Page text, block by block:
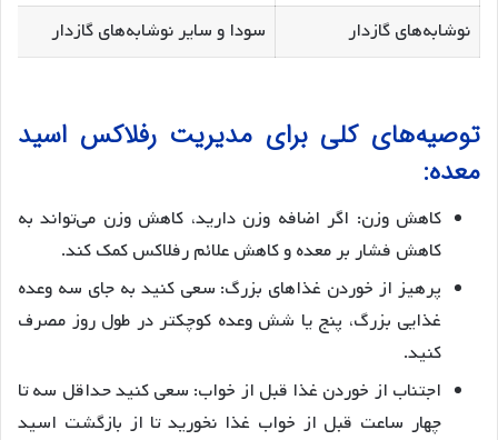
نوشابه‌های گازدار
سودا و سایر نوشابه‌های گازدار
توصیه‌های کلی برای مدیریت رفلاکس اسید
معده:
کاهش وزن: اگر اضافه وزن دارید، کاهش وزن می‌تواند به
کاهش فشار بر معده و کاهش علائم رفلاکس کمک کند.
پرهیز از خوردن غذاهای بزرگ: سعی کنید به جای سه وعده
غذایی بزرگ، پنج یا شش وعده کوچکتر در طول روز مصرف
کنید.
اجتناب از خوردن غذا قبل از خواب: سعی کنید حداقل سه تا
چهار ساعت قبل از خواب غذا نخورید تا از بازگشت اسید